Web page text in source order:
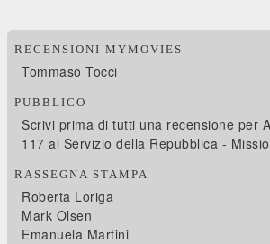
RECENSIONI MYMOVIES
Tommaso Tocci
PUBBLICO
Scrivi prima di tutti una recensione per
117 al Servizio della Repubblica -
RASSEGNA STAMPA
Roberta Loriga
Mark Olsen
Emanuela Martini